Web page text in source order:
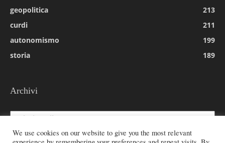
geopolitica
213
curdi
211
autonomismo
199
storia
189
Archivi
Archivi
We use cookies on our website to give you the most relevant